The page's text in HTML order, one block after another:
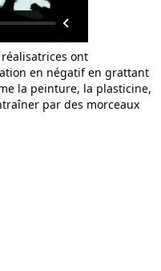
DE NASREDDINE
ont
en négatif en grattant
la peinture, la plasticine,
par des morceaux